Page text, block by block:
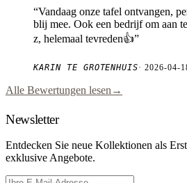
“Vandaag onze tafel ontvangen,
blij mee. Ook een bedrijf om aan
z, helemaal tevreden👍”
KARIN TE GROTENHUIS·2026-04-
Alle Bewertungen lesen →
Newsletter
Entdecken Sie neue Kollektionen als
exklusive Angebote.